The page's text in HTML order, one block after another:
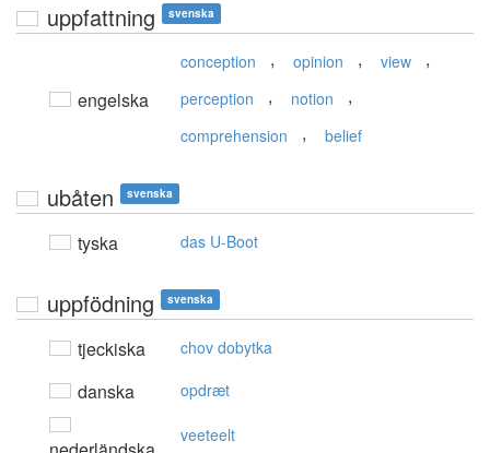
uppfattning svenska
engelska
conception , opinion , view ,
perception , notion ,
comprehension , belief
ubåten svenska
tyska das U-Boot
uppfödning svenska
tjeckiska chov dobytka
danska opdræt
veeteelt